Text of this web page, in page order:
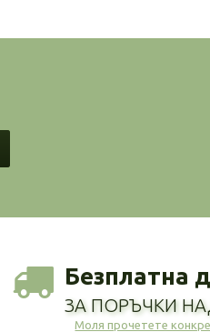
Безплатна
ЗА ПОРЪЧКИ
Моля прочетете